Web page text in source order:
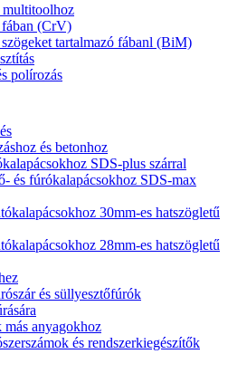
multitoolhoz
fában (CrV)
szögeket tartalmazó fábanl (BiM)
polírozás
és betonhoz
SDS-plus szárral
és fúrókalapácsokhoz SDS-max
30mm-es hatszögletű
28mm-es hatszögletű
és süllyesztőfúrók
más anyagokhoz
és rendszerkiegészítők